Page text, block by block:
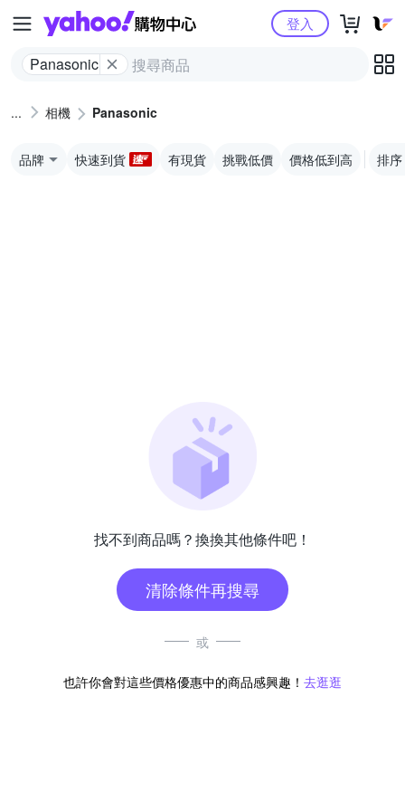
Yahoo購物中心
Panasonic
登入
相機 Panasonic
品牌 快速到貨 有現貨 挑戰低價 價格低到高 排序
找不到商品嗎？換換其他條件吧！
清除條件再搜尋
或
也許你會對這些價格優惠中的商品感興趣！ 去逛逛